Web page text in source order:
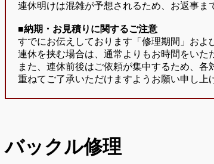
連休明けは混雑が予想されるため、お返事ま
■納期・お見積りに関するご注意
すでにお伝えしております「修理期間」およ
連休を挟む場合は、通常よりもお時間をいた
また、連休前後はご依頼が集中するため、各
重ねてご了承いただけますようお願い申し上
バックル修理